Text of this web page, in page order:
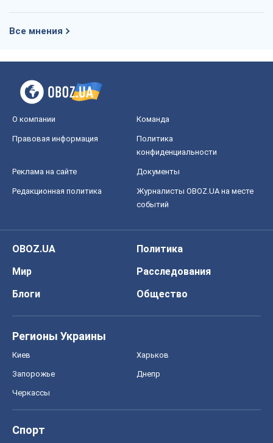
Все мнения
О компании Команда
Правовая информация
Политика
конфиденциальности
Реклама на сайте Документы
Редакционная политика
Журналисты OBOZ.UA на месте
событий
OBOZ.UA
Политика
Мир
Расследования
Блоги
Общество
Регионы Украины
Киев Харьков
Запорожье Днепр
Черкассы
Спорт